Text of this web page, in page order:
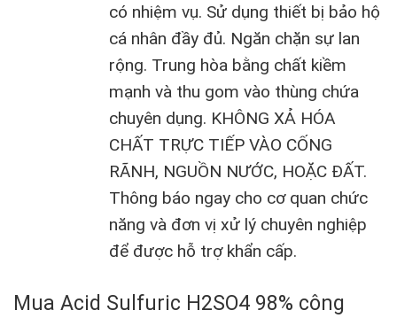
có nhiệm vụ. Sử dụng thiết bị bảo hộ
cá nhân đầy đủ. Ngăn chặn sự lan
rộng. Trung hòa bằng chất kiềm
mạnh và thu gom vào thùng chứa
chuyên dụng. KHÔNG XẢ HÓA
CHẤT TRỰC TIẾP VÀO CỐNG
RÃNH, NGUỒN NƯỚC, HOẶC ĐẤT.
Thông báo ngay cho cơ quan chức
năng và đơn vị xử lý chuyên nghiệp
để được hỗ trợ khẩn cấp.
Mua Acid Sulfuric H2SO4 98% công